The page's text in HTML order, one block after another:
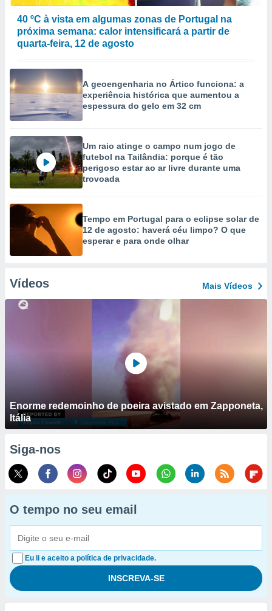
40 ºC à vista em algumas zonas de Portugal na
próxima semana: calor intensificará a partir de
quarta-feira, 12 de agosto
A geoengenharia no Ártico funciona: a
experiência histórica que aumentou a
espessura do gelo em 32 cm
Um raio atinge o campo num jogo de
futebol na Tailândia: porque é tão
perigoso estar ao ar livre durante uma
trovoada
Tempo em Portugal para o eclipse solar de
12 de agosto: haverá céu limpo? O que
esperar e para onde olhar
Vídeos Mais Vídeos
Enorme redemoinho de poeira avistado em Zapponeta,
Itália
Siga-nos
O tempo no seu email
Eu li e aceito a política de privacidade.